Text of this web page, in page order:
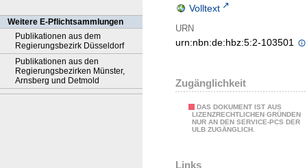
Weitere E-Pflichtsammlungen
Publikationen aus dem
Regierungsbezirk Düsseldorf
Publikationen aus den
Regierungsbezirken Münster,
Arnsberg und Detmold
Volltext
URN
urn:nbn:de:hbz:5:2-103501
Zugänglichkeit
DAS DOKUMENT IST AUS
LIZENZRECHTLICHEN GRÜNDEN
NUR AN DEN SERVICE-PCS DER
ULB ZUGÄNGLICH.
Links